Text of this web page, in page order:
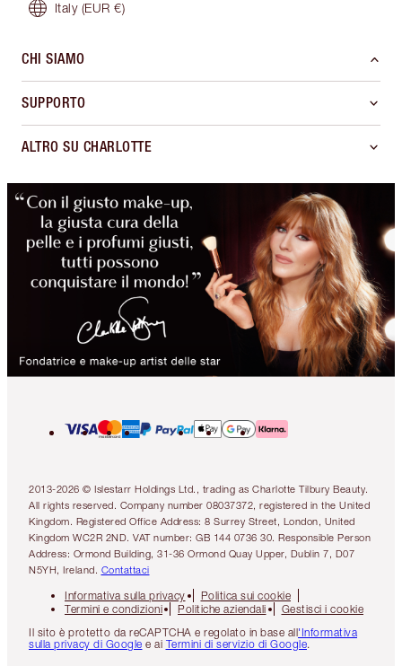
Italy (EUR €)
CHI SIAMO
SUPPORTO
ALTRO SU CHARLOTTE
2013-2026 © Islestarr Holdings Ltd., trading as Charlotte Tilbury Beauty.
All rights reserved. Company number 08037372, registered in the United
Kingdom. Registered Office Address: 8 Surrey Street, London, United
Kingdom WC2R 2ND. VAT number: GB 144 0736 30. Responsible Person
Address: Ormond Building, 31-36 Ormond Quay Upper, Dublin 7, D07
N5YH, Ireland. Contattaci
Informativa sulla privacy
Politica sui cookie
Termini e condizioni
Politiche aziendali
Gestisci i cookie
Il sito è protetto da reCAPTCHA e regolato in base all'Informativa
sulla privacy di Google e ai Termini di servizio di Google.